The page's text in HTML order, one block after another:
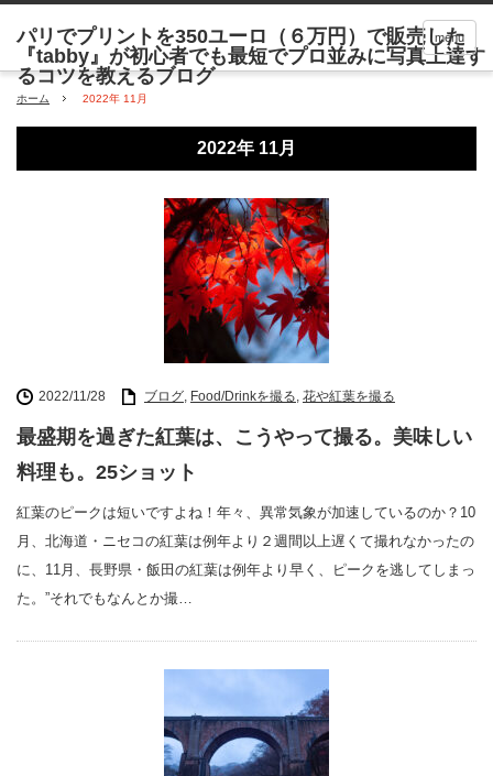
menu
ホーム 2022年 11月
2022年 11月
2022/11/28 ブログ, Food/Drinkを撮る, 花や紅葉を撮る
最盛期を過ぎた紅葉は、こうやって撮る。美味しい
料理も。25ショット
紅葉のピークは短いですよね！年々、異常気象が加速しているのか？10
月、北海道・ニセコの紅葉は例年より２週間以上遅くて撮れなかったの
に、11月、長野県・飯田の紅葉は例年より早く、ピークを逃してしまっ
た。”それでもなんとか撮…